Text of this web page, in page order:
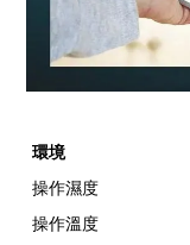
環境
操作濕度
操作溫度